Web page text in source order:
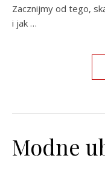
Zacznijmy od tego,
i jak …
Modne